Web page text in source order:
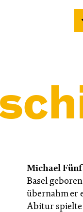
Michael
Basel
übernahm er
Abitur spielte